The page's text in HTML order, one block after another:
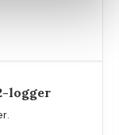
logger